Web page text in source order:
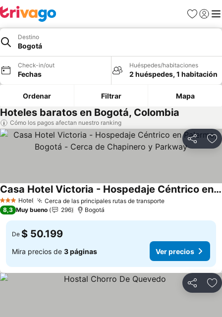
Favoritos
Iniciar
Destino
Bogotá
Check-in/out
Fechas
Huéspedes/habitaciones
2 huéspedes, 1 habitación
Ordenar Filtrar Mapa
Hoteles baratos en Bogotá, Colombia
Cómo los pagos afectan nuestro ranking
Compartir
3 Estrellas
Hotel Cerca de las principales rutas de transporte
Casa Hotel Victoria - Hospedaje Céntrico en Palermo, Bogotá - Cerca de Chapinero y Parkway
8,3 Muy bueno 296 Bogotá
De $ 50.199
Mira precios de 3 páginas Ver precios
Compartir